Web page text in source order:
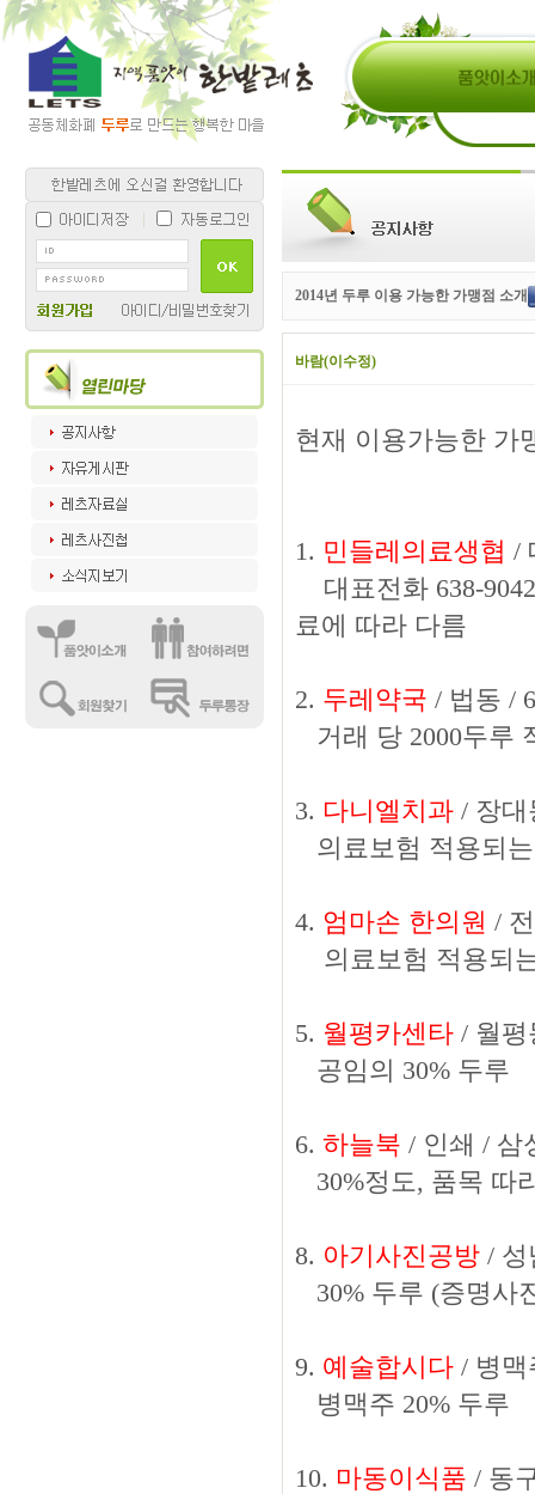
2014년 두루 이용 가능한 가맹점 소개
바람(이수정)
현재 이용가능한 가
1. 민들레의료생협 /
대표전화 638-
료에 따라 다름
2. 두레약국 / 법동 /
거래 당 2000두루
3. 다니엘치과 / 장대
의료보험 적용되
4. 엄마손 한의원 /
의료보험 적용되
5. 월평카센타 / 월평
공임의 30% 두루
6. 하늘북 / 인쇄 / 삼
30%정도, 품목 따
8. 아기사진공방 / 성
30% 두루 (증명사
9. 예술합시다 / 병맥
병맥주 20% 두루
10. 마동이식품 / 동